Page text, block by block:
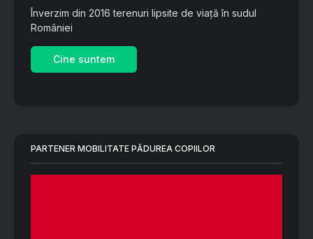
Înverzim din 2016 terenuri lipsite de viață în sudul
României
Cine suntem
PARTENER MOBILITATE PĂDUREA COPIILOR